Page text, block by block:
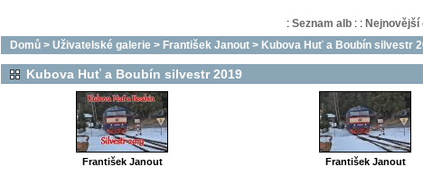
: Seznam alb: : Nejnovější
Domů > Uživatelské galerie > František Janout > Kubova Huť a Boubín silvestr
Kubova Huť a Boubín silvestr 2019
František Janout František Janout